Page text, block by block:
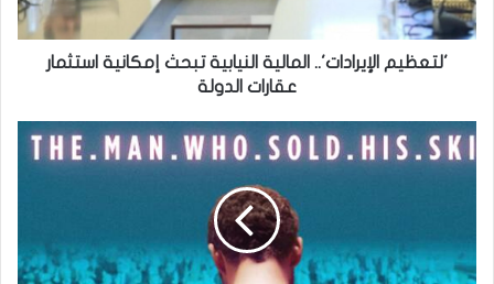
عقارات
الدولة
'لتعظيم الإيرادات'.. المالية النيابية تبحث إمكانية استثمار
عقارات الدولة
قصة
لاجئ
على
جائزة